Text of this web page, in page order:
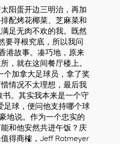
阳蛋开边三明治，再加
配烤花椰菜、芝麻菜和
足无肉不欢的我。既然
要寻根究底，所以我问
港故事。凑巧地，原来
，就在这间餐厅楼上。
个加拿大足球员，拿了奖
情况不太理想，最后我
。其实我本来是一个守
足球，便问他支持哪个球
地说。作为一个忠实的
和他安然共进午饭？庆
得商榷，Jeff Rotmeyer